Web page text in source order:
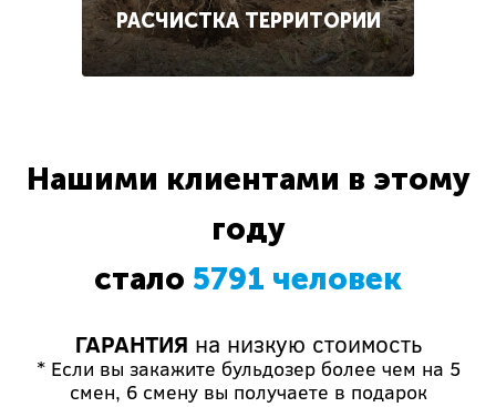
РАСЧИСТКА ТЕРРИТОРИИ
Нашими клиентами в этому
году
стало 5791 человек
ГАРАНТИЯ на низкую стоимость
* Если вы закажите бульдозер более чем на 5
смен, 6 смену вы получаете в подарок